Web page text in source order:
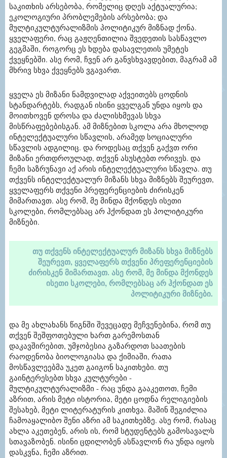
საკითხის არსებობა, რომელიც დღეს აქტუალურია;
ეკოლოგიური პრობლემების არსებობა; და
მულტიკულტურალიზმის პოლიტიკურ მიზნად ქონა.
ყველაფერი, რაც გაჟღენთილია შვედეთის სასწავლო
გეგმაში, როგორც ეს ხდება დასავლეთის უმეტეს
ქვეყნებში. ასე რომ, ჩვენ არ განვსხვავდებით, მაგრამ ამ
მხრივ სხვა ქვეყნებს ვგავართ.
ყველა ეს მიზანი ნამდვილად აქვეითებს ცოდნის
სტანდარტებს, რადგან ისინი ყველგან უნდა იყოს და
მოითხოვენ დროსა და ძალისხმევას სხვა
მისწრაფებებისგან. ამ მიზნებით სკოლა არა მხოლოდ
ინტელექტუალური სწავლის, არამედ სოციალური
სწავლის ადგილიც. და როდესაც თქვენ გაქვთ ორი
მიზანი ერთდროულად, თქვენ ასუსტებთ ორივეს. და
ჩემი საზრუნავი აქ არის ინტელექტუალური სწავლა. თუ
თქვენს ინტელექტუალურ მიზანს სხვა მიზნებს შეურევთ,
ყველაფერს თქვენი პრეფერენციების ძირისკენ
მიმართავთ. ასე რომ, მე მინდა მქონდეს ისეთი
სკოლები, რომლებსაც არ ჰქონდათ ეს პოლიტიკური
მიზნები.
თუ თქვენს ინტელექტუალურ მიზანს სხვა მიზნებს
შეურევთ, ყველაფერს თქვენი პრეფერენციების
ძირისკენ მიმართავთ. ასე რომ, მე მინდა მქონდეს
ისეთი სკოლები, რომლებსაც არ ჰქონდათ ეს
პოლიტიკური მიზნები.
და მე ახლახანს წიგნში შევეცადე მეჩვენებინა, რომ თუ
თქვენ შეშფოთებული ხართ გარემოსთან
დაკავშირებით, უმჯობესია გაზარდოთ საათების
რაოდენობა ბიოლოგიასა და ქიმიაში, რათა
მოსწავლეებმა უკეთ გაიგონ საკითხები. თუ
გაინტერესებთ სხვა კულტურები -
მულტიკულტურალიზმი - რაც უნდა გააკეთოთ, ჩემი
აზრით, არის მეტი ისტორია, მეტი ცოდნა რელიგიების
შესახებ, მეტი ლიტერატურის კითხვა. მაშინ შეგიძლია
ჩამოაყალიბო შენი აზრი ამ საკითხებზე. ასე რომ, რასაც
ახლა აკეთებენ, არის ის, რომ სტუდენტებს გამოსავალს
სთავაზობენ. ისინი ცდილობენ ასწავლონ რა უნდა იყოს
დასკვნა, ჩემი აზრით.